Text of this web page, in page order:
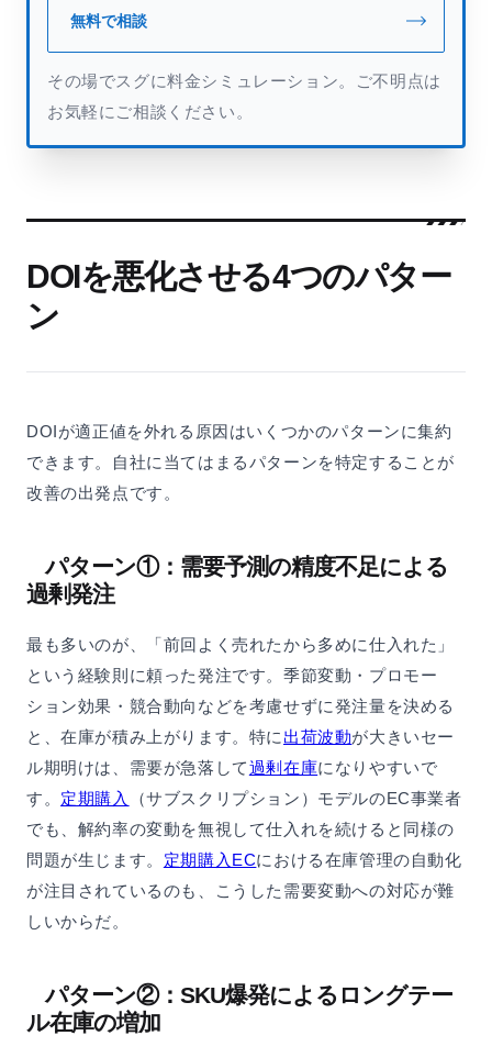
無料で相談
その場でスグに料金シミュレーション。ご不明点は
お気軽にご相談ください。
DOIを悪化させる4つのパター
ン
DOIが適正値を外れる原因はいくつかのパターンに集約
できます。自社に当てはまるパターンを特定することが
改善の出発点です。
パターン①：需要予測の精度不足による
過剰発注
最も多いのが、「前回よく売れたから多めに仕入れた」
という経験則に頼った発注です。季節変動・プロモー
ション効果・競合動向などを考慮せずに発注量を決める
と、在庫が積み上がります。特に 出荷波動が大きいセー
ル期明けは、需要が急落して過剰在庫になりやすいで
す。 定期購入
（サブスクリプション）モデルのEC事業者
でも、解約率の変動を無視して仕入れを続けると同様の
問題が生じます。 定期購入ECにおける在庫管理の自動化
が注目されているのも、こうした需要変動への対応が難
しいからだ。
パターン②：SKU爆発によるロングテー
ル在庫の増加